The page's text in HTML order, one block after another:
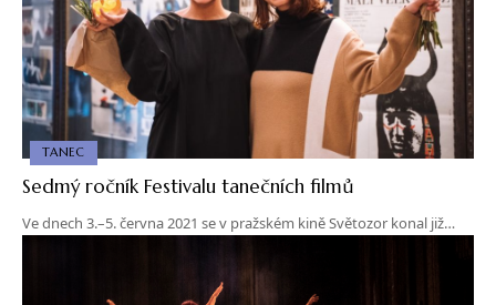
TANEC
Sedmý ročník Festivalu tanečních filmů
Ve dnech 3.–5. června 2021 se v pražském kině Světozor konal již…